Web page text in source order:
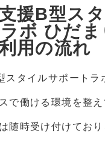
援B型ス
ボ ひだま
用の流れ
スタイルサポートラ
で働ける環境を整え
随時受け付けてお